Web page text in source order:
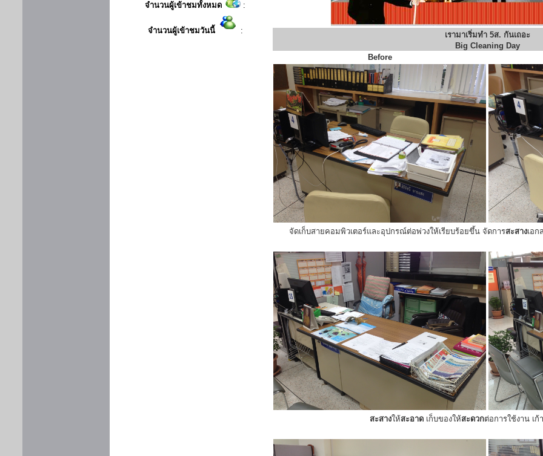
จำนวนผู้เข้าชมทั้งหมด :
จำนวนผู้เข้าชมวันนี้ :
เรามาเริ่มทำ 5ส. กันเถอะ
Big Cleaning Day
Before
จัดเก็บสายคอมพิวเตอร์และอุปกรณ์ต่อพ่วงให้เรียบร้อยขึ้น จัดการสะสางเอก
สะสางให้สะอาดเก็บของให้สะดวกต่อการใช้งาน เก้